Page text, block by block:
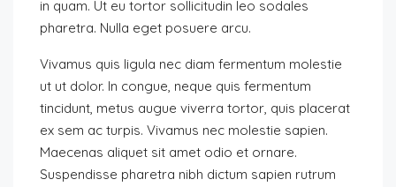
in quam. Ut eu tortor sollicitudin leo sodales
pharetra. Nulla eget posuere arcu.
Vivamus quis ligula nec diam fermentum molestie
ut ut dolor. In congue, neque quis fermentum
tincidunt, metus augue viverra tortor, quis placerat
ex sem ac turpis. Vivamus nec molestie sapien.
Maecenas aliquet sit amet odio et ornare.
Suspendisse pharetra nibh dictum sapien rutrum